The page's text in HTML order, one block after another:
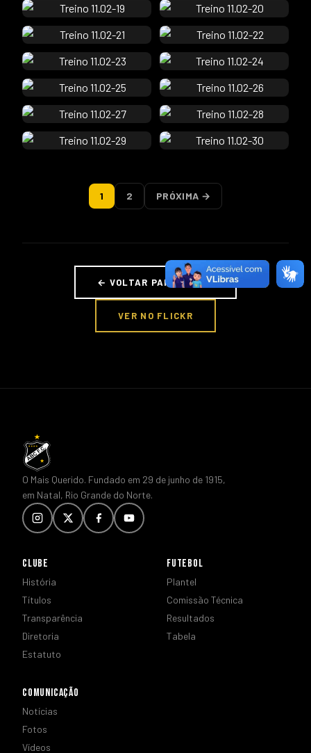
1 2 PRÓXIMA →
← VOLTAR PARA FOTOS
VER NO FLICKR
O Mais Querido. Fundado em 29 de junho de 1915,
em Natal, Rio Grande do Norte.
CLUBE
História
Títulos
Transparência
Diretoria
Estatuto
FUTEBOL
Plantel
Comissão Técnica
Resultados
Tabela
COMUNICAÇÃO
Notícias
Fotos
Vídeos